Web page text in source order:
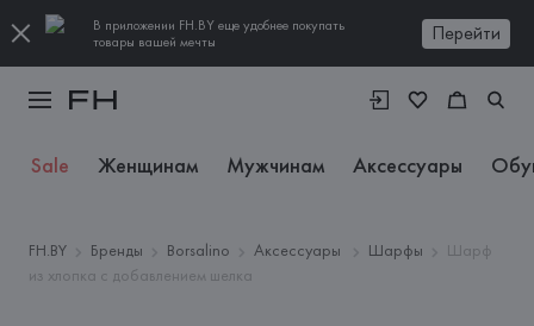
В приложении FH.BY еще удобнее покупать
товары вашей мечты
Перейти
Sale Женщинам Мужчинам Аксессуары
FH.BY Бренды Borsalino Аксессуары Шарфы
Шарф
из хлопка с добавлением шелка